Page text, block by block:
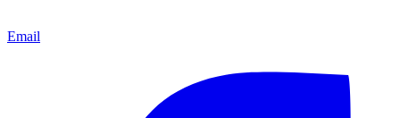
Email